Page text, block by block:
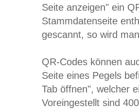
Seite anzeigen" ein
Stammdatenseite
gescannt, so wird
QR-Codes können
Seite eines Pegels
Tab öffnen", welcher
Voreingestellt sind